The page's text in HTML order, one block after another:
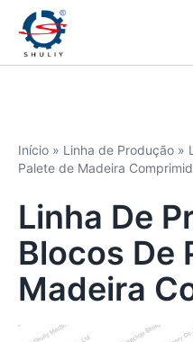
Início » Linha de Produção »
Palete de Madeira
Linha De
Blocos De
Madeira